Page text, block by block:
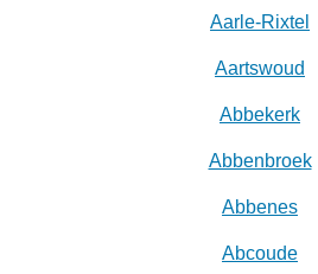
Aarle-Rixtel
Aartswoud
Abbekerk
Abbenbroek
Abbenes
Abcoude